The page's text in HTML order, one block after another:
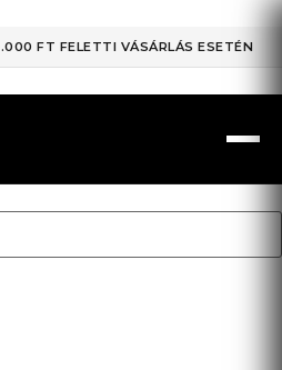
FT FELETTI VÁSÁRLÁS ESETÉN